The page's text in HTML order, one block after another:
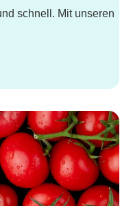
schnell. Mit unseren